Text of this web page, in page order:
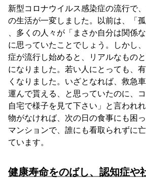
新型コロナウイルス感染症の流行で
の生活が一変しました。以前は、「
、多くの人々が「まさか自分は関係
に思っていたことでしょう。しかし
症が流行し始めると、リアルなもの
になりました。若い人にとっても、
くなりました。いざとなれば、救急
運んで貰える、と思っていたのに、
自宅で様子を見て下さい」と言われ
物がなければ、次の日の食事にも困
マンションで、誰にも看取られずに
ています。
健康寿命をのばし、認知症や